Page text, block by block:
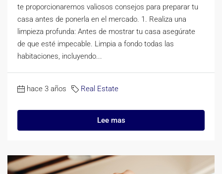
te proporcionaremos valiosos consejos para preparar tu
casa antes de ponerla en el mercado. 1. Realiza una
limpieza profunda: Antes de mostrar tu casa asegúrate
de que esté impecable. Limpia a fondo todas las
habitaciones, incluyendo...
hace 3 años Real Estate
Lee mas